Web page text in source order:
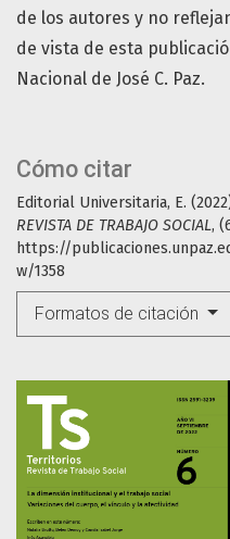
Cómo citar
Editorial Universitaria, E.
REVISTA DE TRABAJO SOCIAL,
https://
w/1358
Formatos de citación
de los autores y no
de vista de esta
Nacional de José C. Paz.